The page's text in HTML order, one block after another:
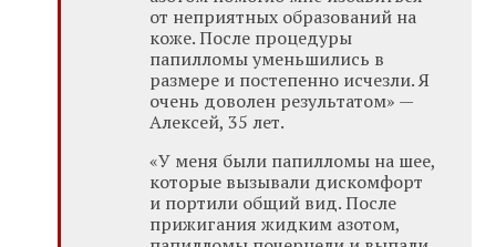
от неприятных образований на
коже. После процедуры
папилломы уменьшились в
размере и постепенно исчезли. Я
очень доволен результатом» —
Алексей, 35 лет.
«У меня были папилломы на шее,
которые вызывали дискомфорт
и портили общий вид. После
прижигания жидким азотом,